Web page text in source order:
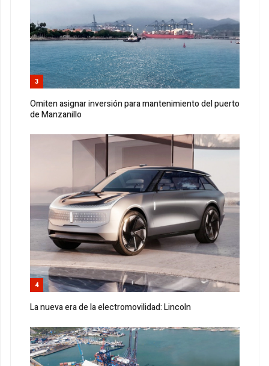
3
Omiten asignar inversión para mantenimiento del puerto
de Manzanillo
4
La nueva era de la electromovilidad: Lincoln